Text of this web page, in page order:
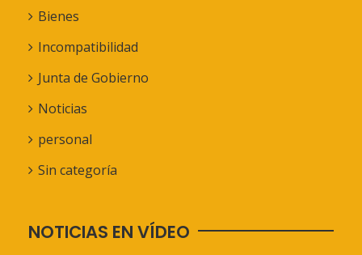
Bienes
Incompatibilidad
Junta de Gobierno
Noticias
personal
Sin categoría
NOTICIAS EN VÍDEO